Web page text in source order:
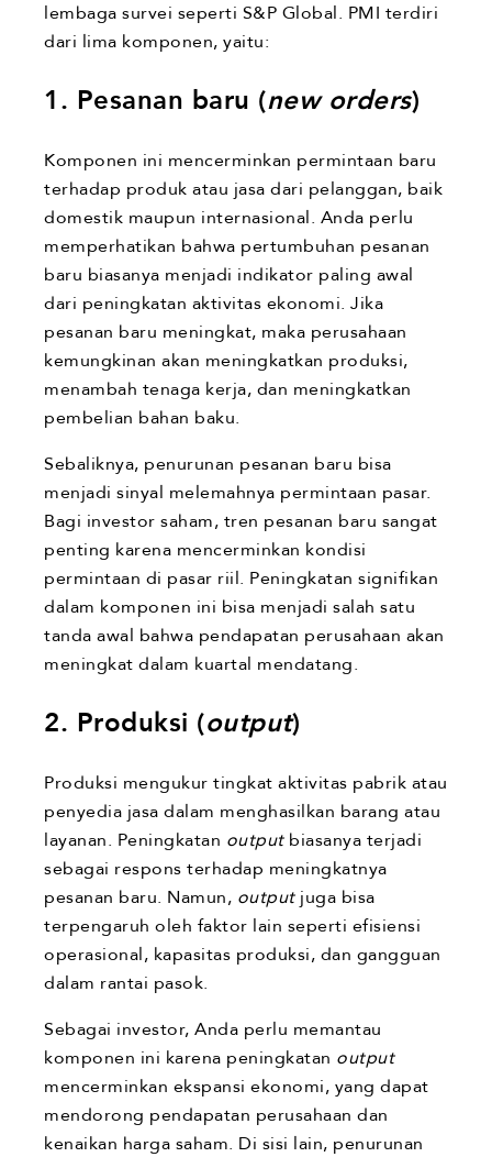
lembaga survei seperti S&P Global. PMI terdiri
dari lima komponen, yaitu:
1. Pesanan baru (new orders)
Komponen ini mencerminkan permintaan baru
terhadap produk atau jasa dari pelanggan, baik
domestik maupun internasional. Anda perlu
memperhatikan bahwa pertumbuhan pesanan
baru biasanya menjadi indikator paling awal
dari peningkatan aktivitas ekonomi. Jika
pesanan baru meningkat, maka perusahaan
kemungkinan akan meningkatkan produksi,
menambah tenaga kerja, dan meningkatkan
pembelian bahan baku.
Sebaliknya, penurunan pesanan baru bisa
menjadi sinyal melemahnya permintaan pasar.
Bagi investor saham, tren pesanan baru sangat
penting karena mencerminkan kondisi
permintaan di pasar riil. Peningkatan signifikan
dalam komponen ini bisa menjadi salah satu
tanda awal bahwa pendapatan perusahaan akan
meningkat dalam kuartal mendatang.
2. Produksi (output)
Produksi mengukur tingkat aktivitas pabrik atau
penyedia jasa dalam menghasilkan barang atau
layanan. Peningkatan output biasanya terjadi
sebagai respons terhadap meningkatnya
pesanan baru. Namun, output juga bisa
terpengaruh oleh faktor lain seperti efisiensi
operasional, kapasitas produksi, dan gangguan
dalam rantai pasok.
Sebagai investor, Anda perlu memantau
komponen ini karena peningkatan output
mencerminkan ekspansi ekonomi, yang dapat
mendorong pendapatan perusahaan dan
kenaikan harga saham. Di sisi lain, penurunan